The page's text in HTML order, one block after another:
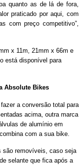
quanto as de lá de fora,
praticado por aqui, com
com preço competitivo”,
x 11m, 21mm x 66m e
está disponível para
Absolute Bikes
a conversão total para
acima, outra marca
de alumínio em
com a sua bike.
são removíveis, caso seja
selante que fica após a